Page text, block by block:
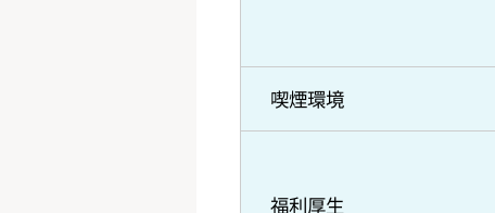
喫煙環境
福利厚生